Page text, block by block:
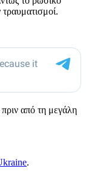
από τη μεγάλη
.